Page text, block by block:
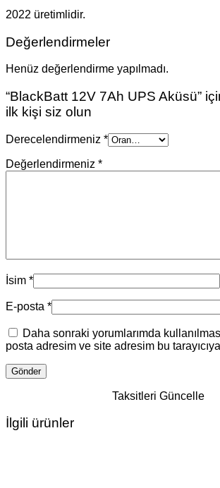
2022 üretimlidir.
Değerlendirmeler
Henüz değerlendirme yapılmadı.
“BlackBatt 12V 7Ah UPS Aküsü”
ilk kişi siz olun
Derecelendirmeniz *
Değerlendirmeniz *
İsim *
E-posta *
Daha sonraki yorumlarımda
posta adresim ve site adresim bu
Taksitleri Güncelle
İlgili ürünler